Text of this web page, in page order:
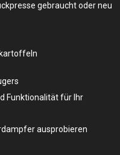
gebraucht oder neu
Funktionalität für Ihr
ausprobieren